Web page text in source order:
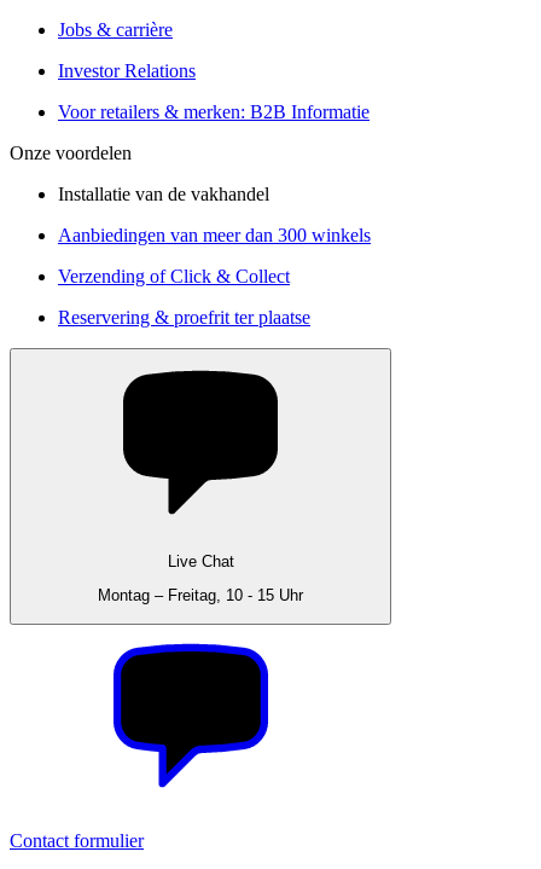
Jobs & carrière
Investor Relations
Voor retailers & merken: B2B Informatie
Onze voordelen
Installatie van de vakhandel
Aanbiedingen van meer dan 300 winkels
Verzending of Click & Collect
Reservering & proefrit ter plaatse
Live Chat
Montag – Freitag, 10 - 15 Uhr
Contact formulier